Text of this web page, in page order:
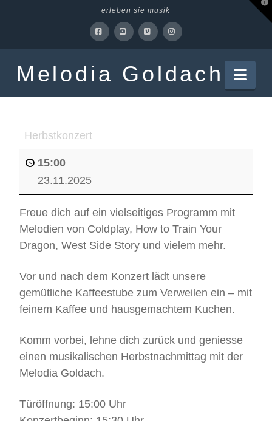
erleben sie musik
Melodia Goldach
Herbstkonzert
15:00
23.11.2025
Freue dich auf ein vielseitiges Programm mit
Melodien von Coldplay, How to Train Your
Dragon, West Side Story und vielem mehr.
Vor und nach dem Konzert lädt unsere
gemütliche Kaffeestube zum Verweilen ein – mit
feinem Kaffee und hausgemachtem Kuchen.
Komm vorbei, lehne dich zurück und geniesse
einen musikalischen Herbstnachmittag mit der
Melodia Goldach.
Türöffnung: 15:00 Uhr